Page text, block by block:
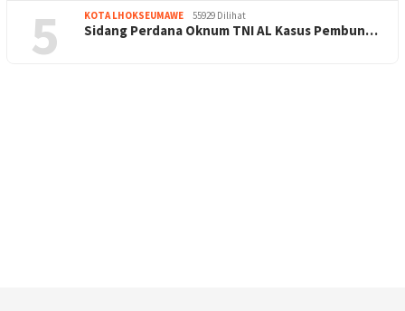
5 KOTA LHOKSEUMAWE 55929 Dilihat
Sidang Perdana Oknum TNI AL Kasus Pembun…